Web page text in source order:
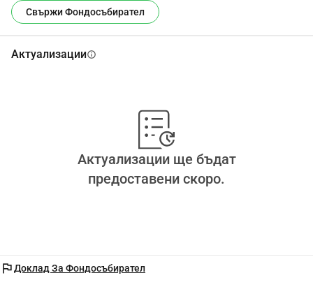
Свържи Фондосъбирател
Актуализацииinfo
Актуализации ще бъдат
предоставени скоро.
flagДоклад За Фондосъбирател